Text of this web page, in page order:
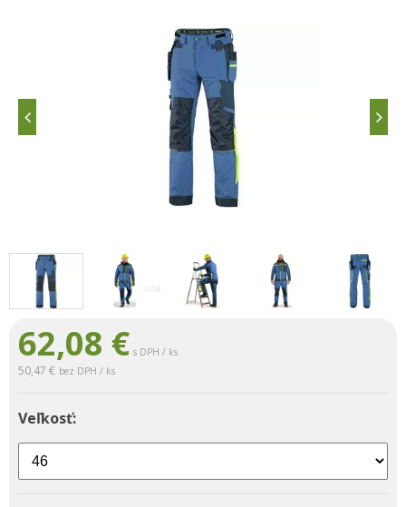
62,08 € s DPH / ks
50,47 € bez DPH / ks
Veľkosť: